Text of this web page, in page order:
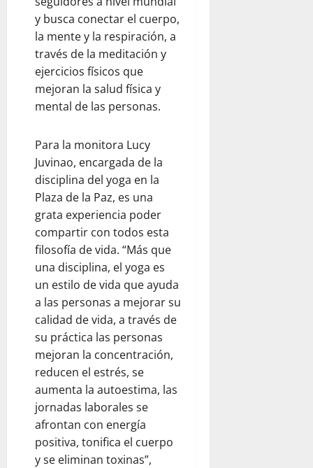
y busca conectar el cuerpo,
la mente y la respiración, a
través de la meditación y
ejercicios físicos que
mejoran la salud física y
mental de las personas.
Para la monitora Lucy
Juvinao, encargada de la
disciplina del yoga en la
Plaza de la Paz, es una
grata experiencia poder
compartir con todos esta
filosofía de vida. “Más que
una disciplina, el yoga es
un estilo de vida que ayuda
a las personas a mejorar su
calidad de vida, a través de
su práctica las personas
mejoran la concentración,
reducen el estrés, se
aumenta la autoestima, las
jornadas laborales se
afrontan con energía
positiva, tonifica el cuerpo
y se eliminan toxinas”,